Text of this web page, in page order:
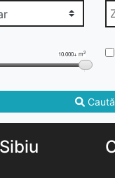
10.000+ m2
Caută